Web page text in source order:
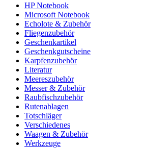
HP Notebook
Microsoft Notebook
Echolote & Zubehör
Fliegenzubehör
Geschenkartikel
Geschenkgutscheine
Karpfenzubehör
Literatur
Meereszubehör
Messer & Zubehör
Raubfischzubehör
Rutenablagen
Totschläger
Verschiedenes
Waagen & Zubehör
Werkzeuge